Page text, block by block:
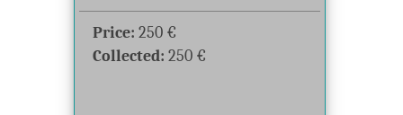
Price: 250 €
Collected: 250 €